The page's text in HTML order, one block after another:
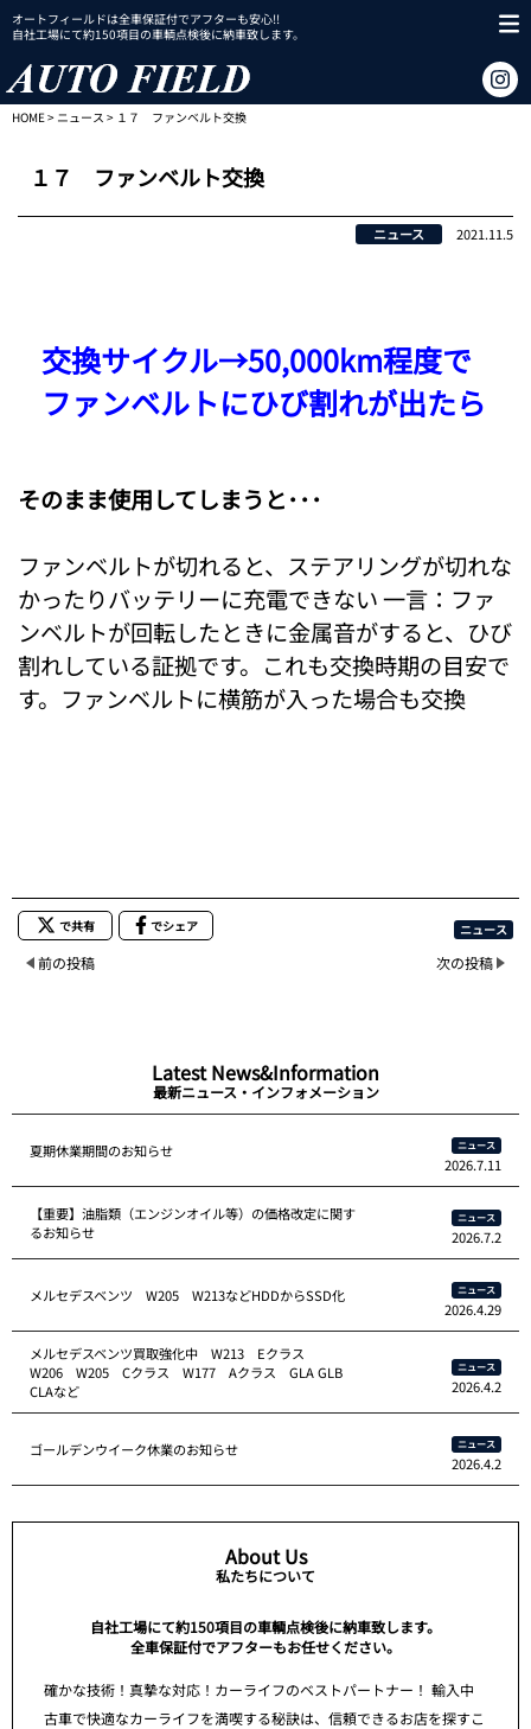
オートフィールドは全車保証付でアフターも安心!!
自社工場にて約150項目の車輌点検後に納車致します。
HOME> ニュース > １７ ファンベルト交換
１７ ファンベルト交換
ニュース 2021.11.5
交換サイクル→50,000km程度で
ファンベルトにひび割れが出たら
そのまま使用してしまうと･･･
ファンベルトが切れると、ステアリングが切れな
かったりバッテリーに充電できない 一言：ファ
ンベルトが回転したときに金属音がすると、ひび
割れしている証拠です。これも交換時期の目安で
す。ファンベルトに横筋が入った場合も交換
で共有 でシェア ニュース
前の投稿 次の投稿
Latest News&Information
最新ニュース・インフォメーション
夏期休業期間のお知らせ ニュース
2026.7.11
【重要】油脂類（エンジンオイル等）の価格改定に関す
るお知らせ
ニュース
2026.7.2
メルセデスベンツ W205 W213などHDDからSSD化 ニュース
2026.4.29
メルセデスベンツ買取強化中 W213 Eクラス
W206 W205 Cクラス W177 Aクラス GLA GLB
CLAなど
ニュース
2026.4.2
ゴールデンウイーク休業のお知らせ ニュース
2026.4.2
About Us
私たちについて
自社工場にて約150項目の車輌点検後に納車致します。
全車保証付でアフターもお任せください。
確かな技術！真摯な対応！カーライフのベストパートナー！ 輸入中
古車で快適なカーライフを満喫する秘訣は、信頼できるお店を探すこ